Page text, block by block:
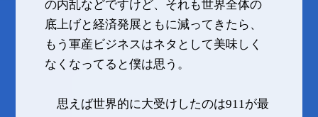
の内乱などですけど、それも世界全体の
底上げと経済発展ともに減ってきたら、
もう軍産ビジネスはネタとして美味しく
なくなってると僕は思う。
思えば世界的に大受けしたのは911が最